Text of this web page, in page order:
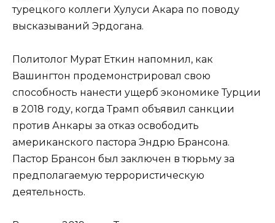
турецкого коллеги Хулуси Акара по поводу
высказываний Эрдогана.
Политолог Мурат Еткин напомнил, как
Вашингтон продемонстрировал свою
способность нанести ущерб экономике Турции
в 2018 году, когда Трамп объявил санкции
против Анкары за отказ освободить
американского пастора Эндрю Брансона.
Пастор Брансон был заключен в тюрьму за
предполагаемую террористическую
деятельность.